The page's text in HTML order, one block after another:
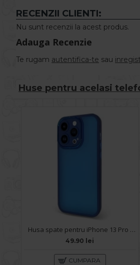
RECENZII CLIENTI:
Nu sunt recenzii la acest produs.
Adauga Recenzie
Te rugam autentifica-te sau
Huse pentru acelasi
Husa spate pentru iPhone 13 Pro Max - Catwalk Case Albastru
49.90 lei
CUMPARA